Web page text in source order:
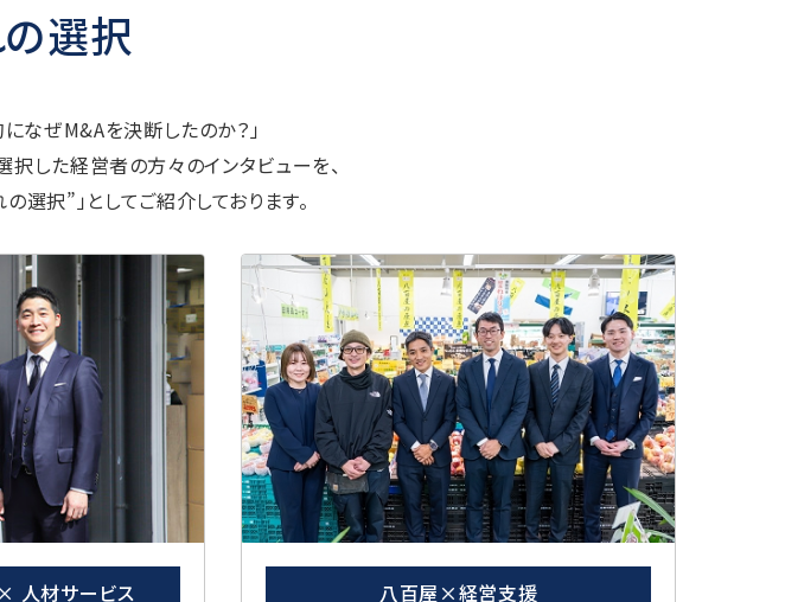
選択
なぜM&Aを決断したのか？」
した経営者の方々のインタビューを、
選択”」としてご紹介しております。
人材サービス 八百屋×経営支援